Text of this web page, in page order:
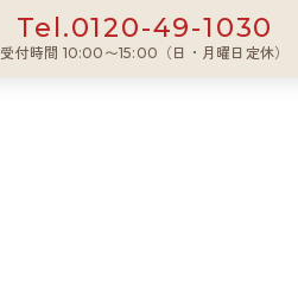
Tel.0120-49-1030
受付時間 10:00〜15:00（日・月曜日定休）